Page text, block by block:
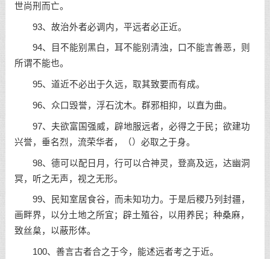
世尚刑而亡。
93、故治外者必调内，平远者必正近。
94、目不能别黑白，耳不能别清浊，口不能言善恶，则
所谓不能也。
95、道近不必出于久远，取其致要而有成。
96、众口毁誉，浮石沈木。群邪相抑，以直为曲。
97、夫欲富国强威，辟地服远者，必得之于民；欲建功
兴誉，垂名烈，流荣华者，（ ）必取之于身。
98、德可以配日月，行可以合神灵，登高及远，达幽洞
冥，听之无声，视之无形。
99、民知室居食谷，而未知功力。于是后稷乃列封疆，
画畔界，以分土地之所宜；辟土殖谷，以用养民；种桑麻，
致丝枲，以蔽形体。
100、善言古者合之于今，能述远者考之于近。